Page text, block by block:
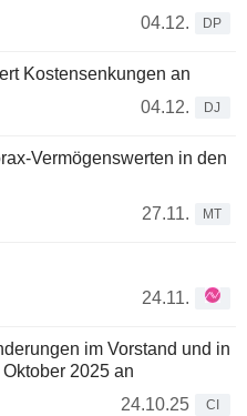
04.12.
DP
Kostensenkungen an
04.12.
DJ
Vermögenswerten in den
27.11.
MT
24.11.
im Vorstand und in
2025 an
24.10.25
CI